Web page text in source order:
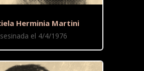
Herminia Martini
el 4/4/1976